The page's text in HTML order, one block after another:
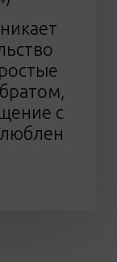
с